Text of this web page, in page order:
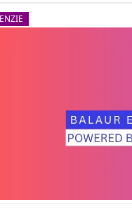
pe care-
cu AI
Edge
web cu